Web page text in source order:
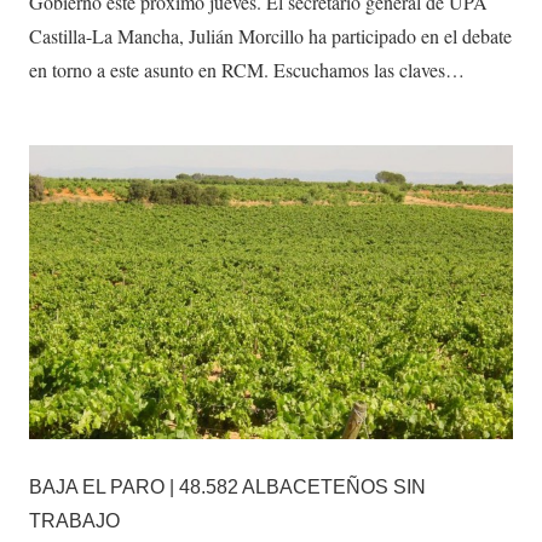
Castilla-La Mancha, Julián Morcillo ha participado en el debate
en torno a este asunto en RCM. Escuchamos las claves…
BAJA EL PARO | 48.582 ALBACETEÑOS SIN
TRABAJO